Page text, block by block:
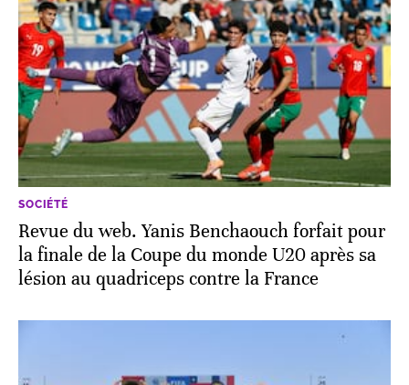
SOCIÉTÉ
Revue du web. Yanis Benchaouch forfait pour
la finale de la Coupe du monde U20 après sa
lésion au quadriceps contre la France